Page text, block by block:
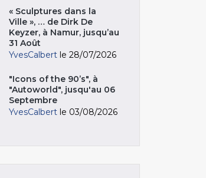
« Sculptures dans la
Ville », … de Dirk De
Keyzer, à Namur, jusqu’au
31 Août
YvesCalbert le 28/07/2026
"Icons of the 90’s", à
"Autoworld", jusqu'au 06
Septembre
YvesCalbert le 03/08/2026